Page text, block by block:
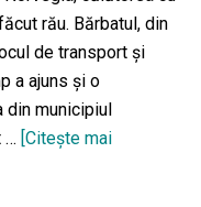
rău. Bărbatul, din
de transport și
a ajuns și o
din municipiul
… [Citeşte mai